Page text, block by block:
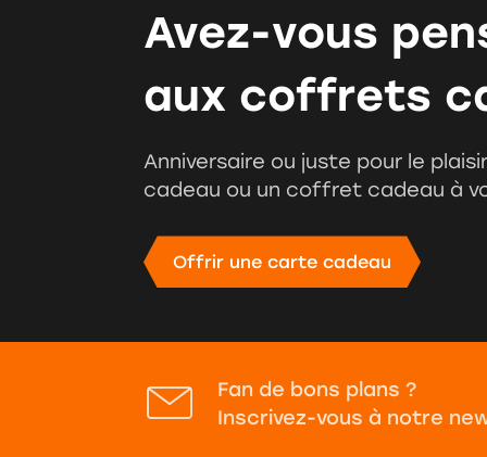
Avez-vous
aux coffrets
Anniversaire ou juste pour le
cadeau ou un coffret cadeau à
Fan de bons plans ?
Inscrivez-vous à notre